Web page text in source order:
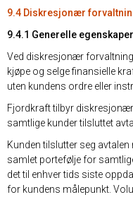
9.4 Diskresjonær
9.4.1 Generelle
Ved diskresjonær
kjøpe og selge finansielle
uten kundens ordre eller
Fjordkraft tilbyr
samtlige kunder tilsluttet
Kunden tilslutter seg
samlet portefølje for
det til enhver tids siste
for kundens målepunkt.